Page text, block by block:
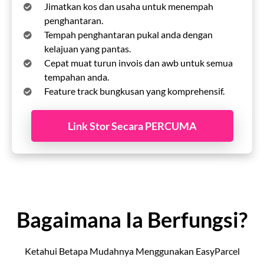
Jimatkan kos dan usaha untuk menempah
penghantaran.
Tempah penghantaran pukal anda dengan
kelajuan yang pantas.
Cepat muat turun invois dan awb untuk semua
tempahan anda.
Feature track bungkusan yang komprehensif.
Link Stor Secara PERCUMA
Bagaimana Ia Berfungsi?
Ketahui Betapa Mudahnya Menggunakan EasyParcel